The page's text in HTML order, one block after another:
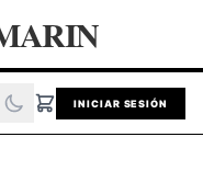
INICIAR SESIÓN